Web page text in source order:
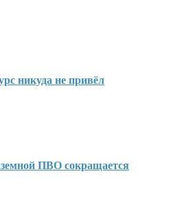
никуда не привёл
ПВО сокращается